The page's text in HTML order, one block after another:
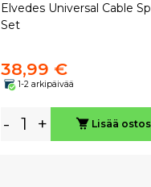
Elvedes Universal Cable
Set
38,99 €
1-2 arkipäivää
- + Lisää